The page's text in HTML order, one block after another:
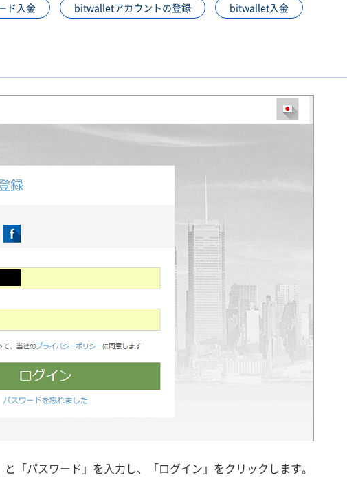
ド入金 bitwalletアカウントの登録 bitwallet入金
「パスワード」を入力し、「ログイン」をクリックします。